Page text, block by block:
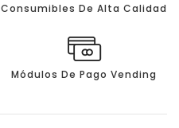
Consumibles De Alta Calidad
Módulos De Pago Vending